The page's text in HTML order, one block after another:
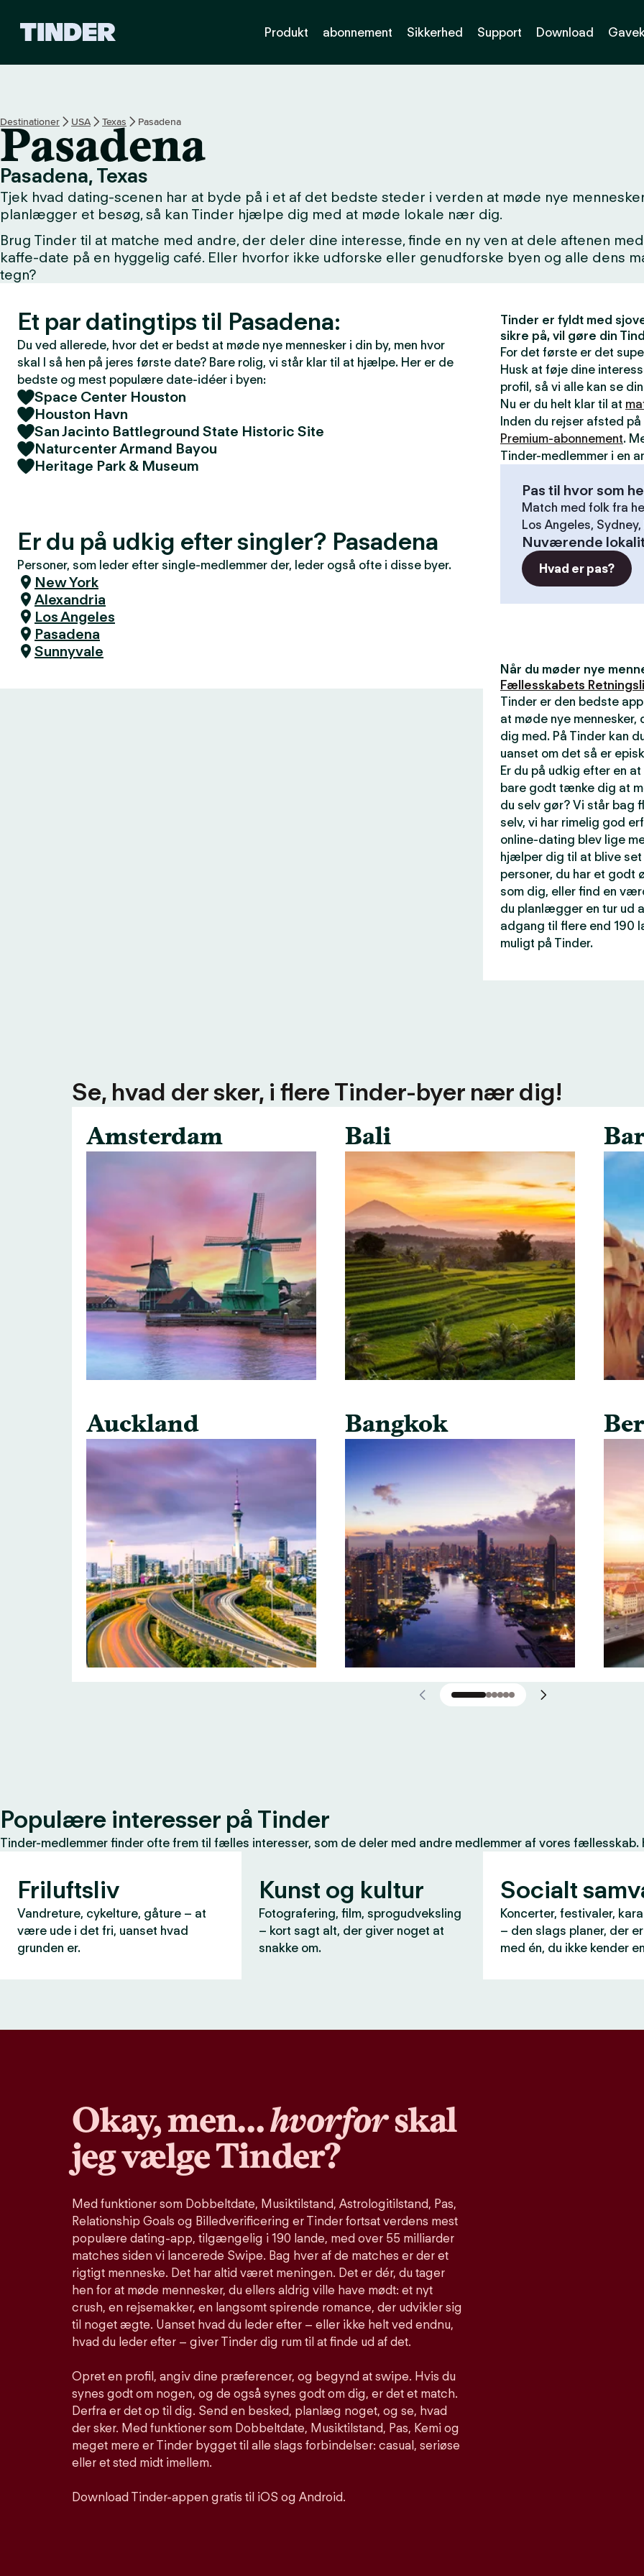
s
a
r
t
s
d
e
Produkt abonnement Sikkerhed Support Download
Destinationer USA Texas Pasadena
Pasadena
Pasadena, Texas
Tjek hvad dating-scenen har at byde på i et af det bedste steder i verden at møde nye
planlægger et besøg, så kan Tinder hjælpe dig med at møde lokale nær dig.
Brug Tinder til at matche med andre, der deler dine interesse, finde en ny ven at dele aftenen
kaffe-date på en hyggelig café. Eller hvorfor ikke udforske eller genudforske byen og alle dens
tegn?
Et par datingtips til Pasadena:
Du ved allerede, hvor det er bedst at møde nye mennesker i din by, men hvor
skal I så hen på jeres første date? Bare rolig, vi står klar til at hjælpe. Her er de
bedste og mest populære date-idéer i byen:
Space Center Houston
Houston Havn
San Jacinto Battleground State Historic Site
Naturcenter Armand Bayou
Heritage Park & Museum
Er du på udkig efter singler? Pasadena
Personer, som leder efter single-medlemmer der, leder også ofte i disse byer.
New York
Alexandria
Los Angeles
Pasadena
Sunnyvale
Tinder er fyldt med
sikre på, vil gøre din
For det første er det
Husk at føje dine
profil, så vi alle kan se
Nu er du helt klar til at
Inden du rejser afsted
Premium-abonnement.
Tinder-medlemmer i en
Pas til hvor som
Match med folk fra
Los Angeles,
Nuværende
Hvad er pas?
Når du møder nye
Fællesskabets
Tinder er den bedste
at møde nye
dig med. På Tinder kan
uanset om det så er
Er du på udkig efter en
bare godt tænke dig at
du selv gør? Vi står bag
selv, vi har rimelig god
online-dating blev lige
hjælper dig til at blive
personer, du har et godt
som dig, eller find en
du planlægger en tur ud
adgang til flere end 190
muligt på Tinder.
Se, hvad der sker, i flere Tinder-byer nær dig!
Amsterdam
Auckland
Bali
Bangkok
Populære interesser på Tinder
Tinder-medlemmer finder ofte frem til fælles interesser, som de deler med andre medlemmer af vores
Friluftsliv
Vandreture, cykelture, gåture – at
være ude i det fri, uanset hvad
grunden er.
Kunst og kultur
Fotografering, film, sprogudveksling
– kort sagt alt, der giver noget at
snakke om.
Socialt
Koncerter, festivaler,
– den slags planer, der
med én, du ikke kender
Okay, men…hvorforskal
jeg vælge Tinder?
Med funktioner som Dobbeltdate, Musiktilstand, Astrologitilstand, Pas,
Relationship Goals og Billedverificering er Tinder fortsat verdens mest
populære dating-app, tilgængelig i 190 lande, med over 55 milliarder
matches siden vi lancerede Swipe. Bag hver af de matches er der et
rigtigt menneske. Det har altid været meningen. Det er dér, du tager
hen for at møde mennesker, du ellers aldrig ville have mødt: et nyt
crush, en rejsemakker, en langsomt spirende romance, der udvikler sig
til noget ægte. Uanset hvad du leder efter – eller ikke helt ved endnu,
hvad du leder efter – giver Tinder dig rum til at finde ud af det.
Opret en profil, angiv dine præferencer, og begynd at swipe. Hvis du
synes godt om nogen, og de også synes godt om dig, er det et match.
Derfra er det op til dig. Send en besked, planlæg noget, og se, hvad
der sker. Med funktioner som Dobbeltdate, Musiktilstand, Pas, Kemi og
meget mere er Tinder bygget til alle slags forbindelser: casual, seriøse
eller et sted midt imellem.
Download Tinder-appen gratis til iOS og Android.